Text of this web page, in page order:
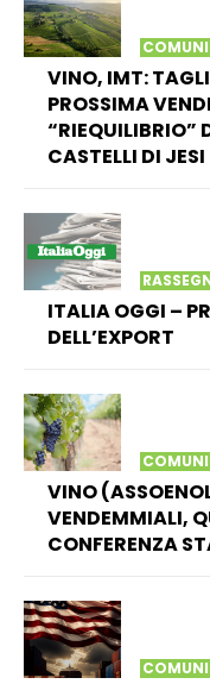
VINO, IMT:
PROSSIMA
“RIEQUILIBRIO”
CASTELLI DI JESI
ITALIA OGGI –
DELL’EXPORT
VINO
VENDEMMIALI,
CONFERENZA